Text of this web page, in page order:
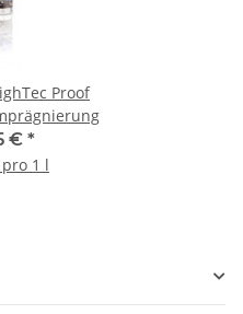
Proof
€ *
1 l